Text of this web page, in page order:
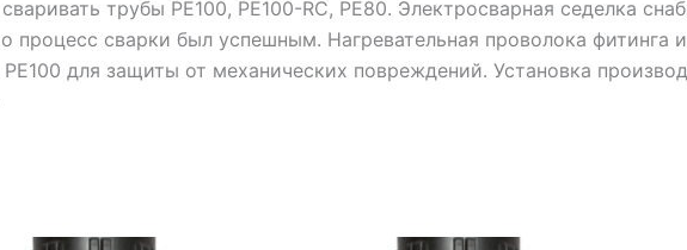
трубы PE100, PE100-RC, PE80. Электросварная седелка
процесс сварки был успешным. Нагревательная проволока фитинга
для защиты от механических повреждений. Установка